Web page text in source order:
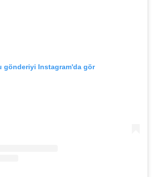
gönderiyi Instagram'da gör